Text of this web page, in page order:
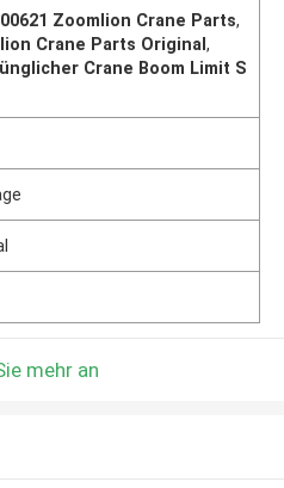
Zoomlion Crane Parts,
Crane Parts Original,
Crane Boom Limit S
mehr an